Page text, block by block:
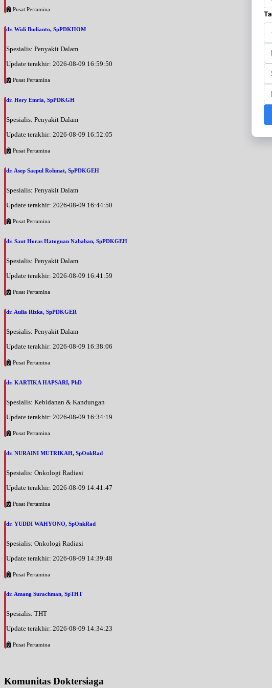
Pusat Pertamina
dr. Widi Budianto, SpPDKHOM
Spesialis: Penyakit Dalam
Update terakhir: 2026-08-09 16:59:50
Pusat Pertamina
dr. Hery Emria, SpPDKGH
Spesialis: Penyakit Dalam
Update terakhir: 2026-08-09 16:52:05
Pusat Pertamina
dr. Asep Saepul Rohmat, SpPDKGEH
Spesialis: Penyakit Dalam
Update terakhir: 2026-08-09 16:44:50
Pusat Pertamina
dr. Saut Horas Hatoguan Nababan, SpPDKGEH
Spesialis: Penyakit Dalam
Update terakhir: 2026-08-09 16:41:59
Pusat Pertamina
dr. Aulia Rizka, SpPDKGER
Spesialis: Penyakit Dalam
Update terakhir: 2026-08-09 16:38:06
Pusat Pertamina
dr. KARTIKA HAPSARI, PhD
Spesialis: Kebidanan & Kandungan
Update terakhir: 2026-08-09 16:34:19
Pusat Pertamina
dr. NURAINI MUTRIKAH, SpOnkRad
Spesialis: Onkologi Radiasi
Update terakhir: 2026-08-09 14:41:47
Pusat Pertamina
dr. YUDDI WAHYONO, SpOnkRad
Spesialis: Onkologi Radiasi
Update terakhir: 2026-08-09 14:39:48
Pusat Pertamina
dr. Amang Surachman, SpTHT
Spesialis: THT
Update terakhir: 2026-08-09 14:34:23
Pusat Pertamina
Komunitas Doktersiaga